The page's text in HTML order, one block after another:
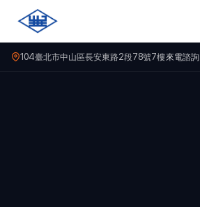
104臺北市中山區長安東路2段78號7樓來電諮詢